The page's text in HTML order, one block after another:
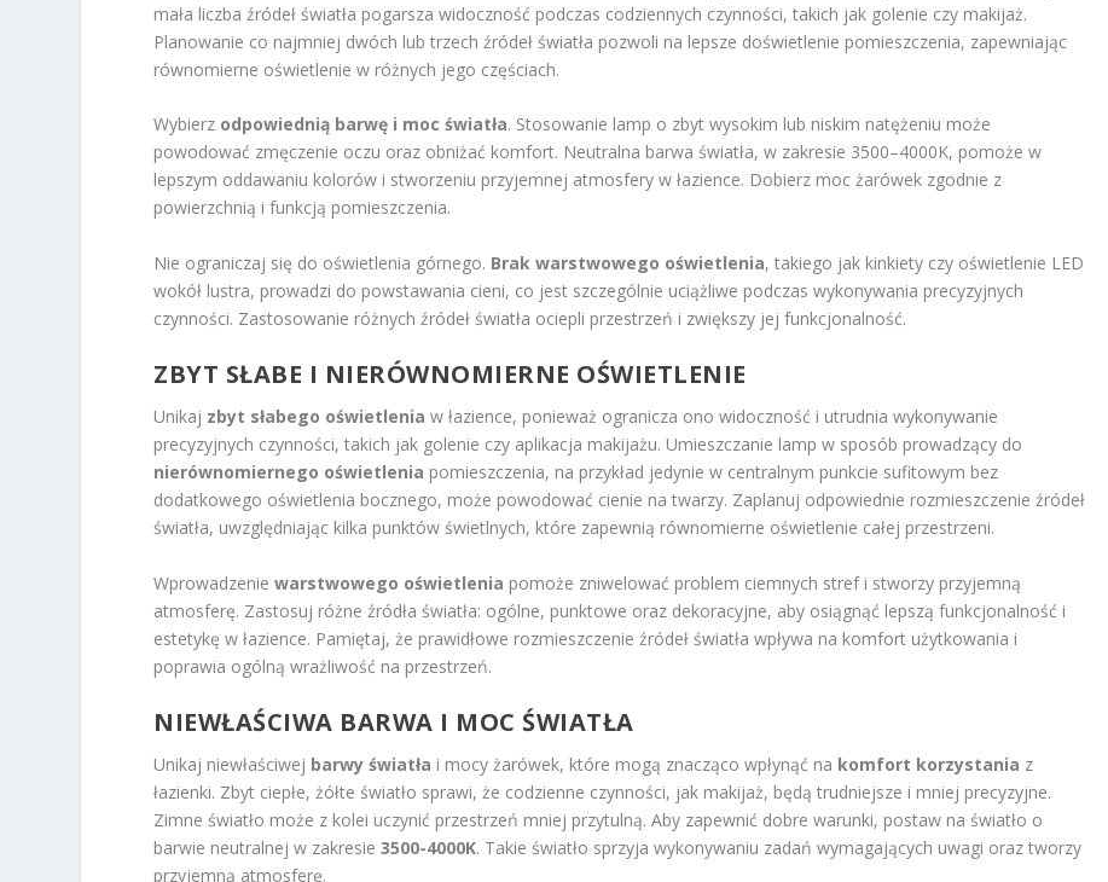
mała liczba źródeł światła pogarsza widoczność podczas codziennych czynności, takich jak golenie czy makijaż.
Planowanie co najmniej dwóch lub trzech źródeł światła pozwoli na lepsze doświetlenie pomieszczenia, zapewniając
równomierne oświetlenie w różnych jego częściach.
Wybierz odpowiednią barwę i moc światła. Stosowanie lamp o zbyt wysokim lub niskim natężeniu może
powodować zmęczenie oczu oraz obniżać komfort. Neutralna barwa światła, w zakresie 3500–4000K, pomoże w
lepszym oddawaniu kolorów i stworzeniu przyjemnej atmosfery w łazience. Dobierz moc żarówek zgodnie z
powierzchnią i funkcją pomieszczenia.
Nie ograniczaj się do oświetlenia górnego. Brak warstwowego oświetlenia, takiego jak kinkiety czy oświetlenie LED
wokół lustra, prowadzi do powstawania cieni, co jest szczególnie uciążliwe podczas wykonywania precyzyjnych
czynności. Zastosowanie różnych źródeł światła ociepli przestrzeń i zwiększy jej funkcjonalność.
ZBYT SŁABE I NIERÓWNOMIERNE OŚWIETLENIE
Unikaj zbyt słabego oświetlenia w łazience, ponieważ ogranicza ono widoczność i utrudnia wykonywanie
precyzyjnych czynności, takich jak golenie czy aplikacja makijażu. Umieszczanie lamp w sposób prowadzący do
nierównomiernego oświetlenia pomieszczenia, na przykład jedynie w centralnym punkcie sufitowym bez
dodatkowego oświetlenia bocznego, może powodować cienie na twarzy. Zaplanuj odpowiednie rozmieszczenie źródeł
światła, uwzględniając kilka punktów świetlnych, które zapewnią równomierne oświetlenie całej przestrzeni.
Wprowadzeniewarstwowego oświetlenia pomoże zniwelować problem ciemnych stref i stworzy przyjemną
atmosferę. Zastosuj różne źródła światła: ogólne, punktowe oraz dekoracyjne, aby osiągnąć lepszą funkcjonalność i
estetykę w łazience. Pamiętaj, że prawidłowe rozmieszczenie źródeł światła wpływa na komfort użytkowania i
poprawia ogólną wrażliwość na przestrzeń.
NIEWŁAŚCIWA BARWA I MOC ŚWIATŁA
Unikaj niewłaściwej barwy światła i mocy żarówek, które mogą znacząco wpłynąć na komfort korzystania z
łazienki. Zbyt ciepłe, żółte światło sprawi, że codzienne czynności, jak makijaż, będą trudniejsze i mniej precyzyjne.
Zimne światło może z kolei uczynić przestrzeń mniej przytulną. Aby zapewnić dobre warunki, postaw na światło o
barwie neutralnej w zakresie3500-4000K. Takie światło sprzyja wykonywaniu zadań wymagających uwagi oraz tworzy
przyjemną atmosferę.